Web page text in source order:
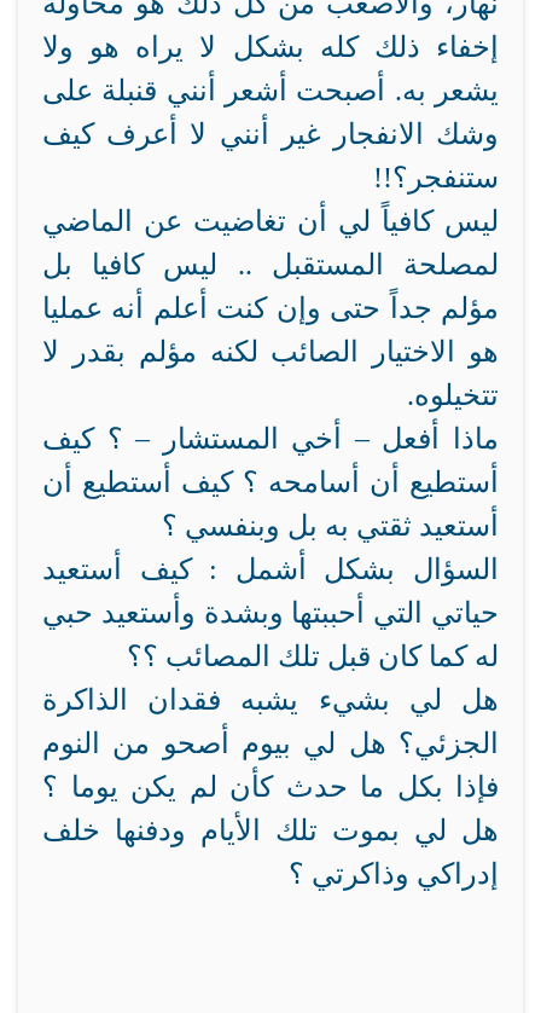
إخفاء ذلك كله بشكل لا يراه هو ولا
يشعر به. أصبحت أشعر أنني قنبلة على
وشك الانفجار غير أنني لا أعرف كيف
ستنفجر؟!!
ليس كافياً لي أن تغاضيت عن الماضي
لمصلحة المستقبل .. ليس كافيا بل
مؤلم جداً حتى وإن كنت أعلم أنه عمليا
هو الاختيار الصائب لكنه مؤلم بقدر لا
تتخيلوه.
ماذا أفعل – أخي المستشار – ؟ كيف
أستطيع أن أسامحه ؟ كيف أستطيع أن
أستعيد ثقتي به بل وبنفسي ؟
السؤال بشكل أشمل : كيف أستعيد
حياتي التي أحببتها وبشدة وأستعيد حبي
له كما كان قبل تلك المصائب ؟؟
هل لي بشيء يشبه فقدان الذاكرة
الجزئي؟ هل لي بيوم أصحو من النوم
فإذا بكل ما حدث كأن لم يكن يوما ؟
هل لي بموت تلك الأيام ودفنها خلف
إدراكي وذاكرتي ؟